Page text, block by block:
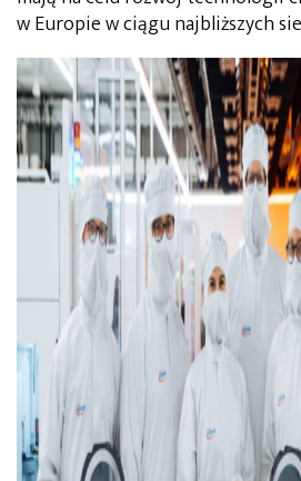
w Europie w ciągu najbliższych